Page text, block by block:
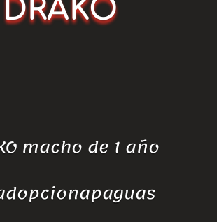
DRAKO
macho de 1 año